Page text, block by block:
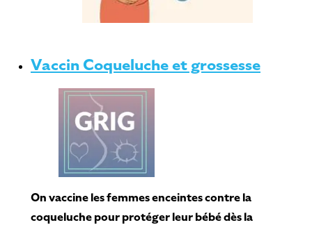
Vaccin Coqueluche et grossesse
On vaccine les femmes enceintes contre la
coqueluche pour protéger leur bébé dès la